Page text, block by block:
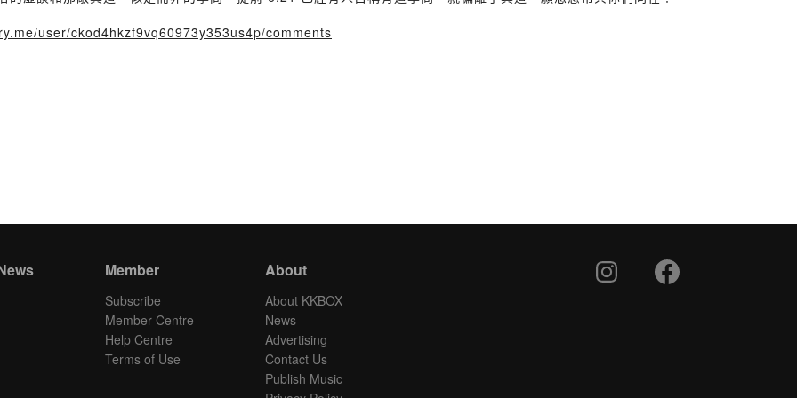
user/ckod4hkzf9vq60973y353us4p/comments
Member
Subscribe
Member Centre
Help Centre
Terms of Use
About
About KKBOX
News
Advertising
Contact Us
Publish Music